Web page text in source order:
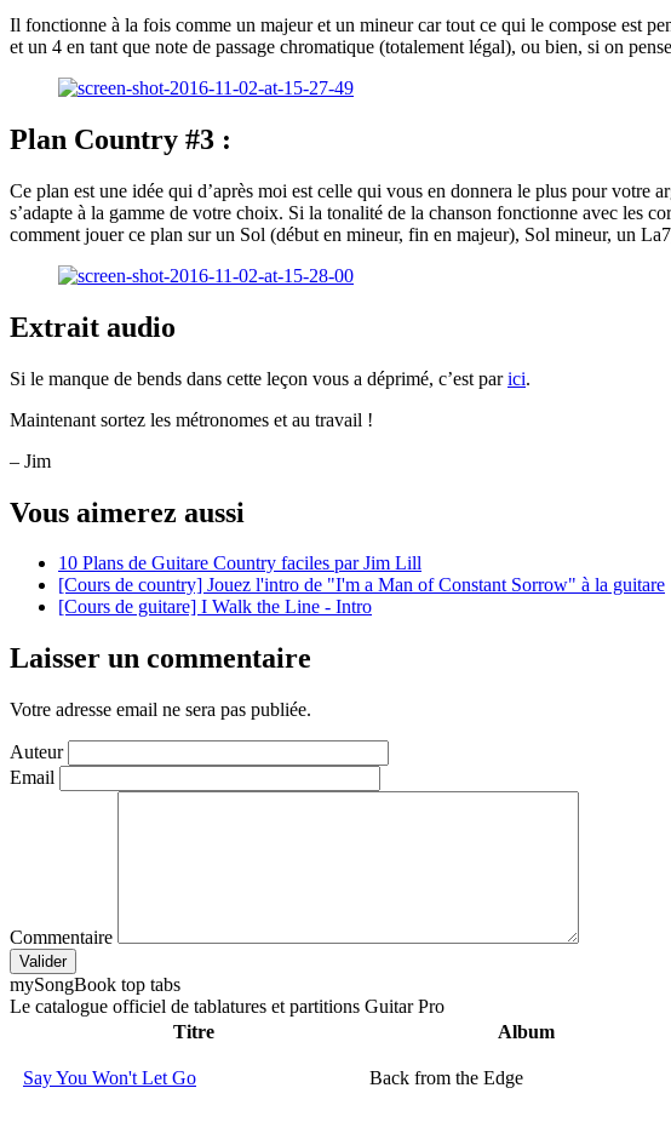
Il fonctionne à la fois comme un majeur et un mineur car tout ce qui le compose est
et un 4 en tant que note de passage chromatique (totalement légal), ou bien, si on
Plan Country #3 :
Ce plan est une idée qui d’après moi est celle qui vous en donnera le plus pour votre
s’adapte à la gamme de votre choix. Si la tonalité de la chanson fonctionne avec les
comment jouer ce plan sur un Sol (début en mineur, fin en majeur), Sol mineur, un
Extrait audio
Si le manque de bends dans cette leçon vous a déprimé, c’est parici.
Maintenant sortez les métronomes et au travail !
– Jim
Vous aimerez aussi
10 Plans de Guitare Country faciles par Jim Lill
[Cours de country] Jouez l'intro de "I'm a Man of Constant Sorrow" à la guitare
[Cours de guitare] I Walk the Line - Intro
Laisser un commentaire
Votre adresse email ne sera pas publiée.
Auteur
Email
Commentaire
Valider
mySongBook top tabs
Le catalogue officiel de tablatures et partitions Guitar Pro
Titre
Album
Say You Won't Let Go Back from the Edge